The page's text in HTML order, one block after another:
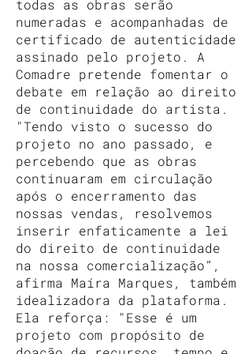
todas as obras serão
numeradas e acompanhadas de
certificado de autenticidade
assinado pelo projeto. A
Comadre pretende fomentar o
debate em relação ao direito
de continuidade do artista.
"Tendo visto o sucesso do
projeto no ano passado, e
percebendo que as obras
continuaram em circulação
após o encerramento das
nossas vendas, resolvemos
inserir enfaticamente a lei
do direito de continuidade
na nossa comercialização”,
afirma Maíra Marques, também
idealizadora da plataforma.
Ela reforça: "Esse é um
projeto com propósito de